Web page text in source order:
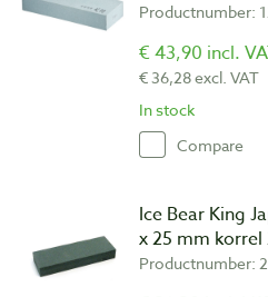
Productnumber:
€ 43,90 incl.
€ 36,28 excl. VAT
In stock
Compare
Ice Bear King
x 25 mm korrel
Productnumber: